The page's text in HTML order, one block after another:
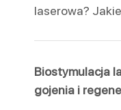
laserowa?
Biostymulacja
gojenia i